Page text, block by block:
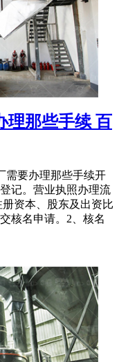
理那些手续 百
需要办理那些手续开
记。营业执照办理流
资本、股东及出资比
核名申请。2、核名